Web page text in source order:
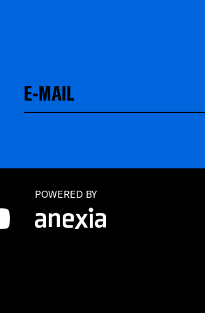
YouTube
POWERED BY